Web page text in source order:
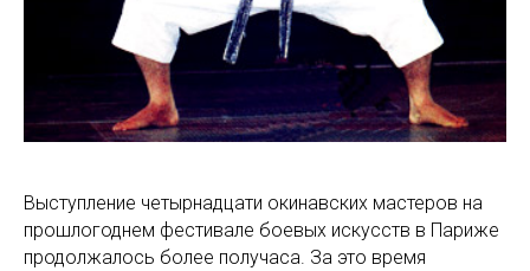
Выступление четырнадцати окинавских мастеров на
прошлогоднем фестивале боевых искусств в Париже
продолжалось более получаса. За это время